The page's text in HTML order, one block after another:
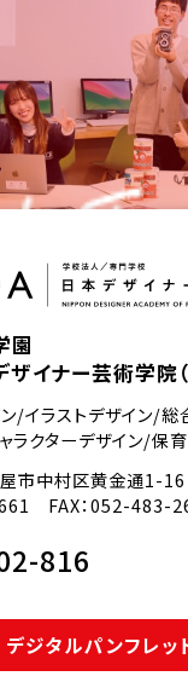
園
イナー芸術学院（
ン/イラストデザイン/
ラクターデザイン/保育
市中村区黄金通1-16
FAX：052-483-
816
デジタルパンフレッ